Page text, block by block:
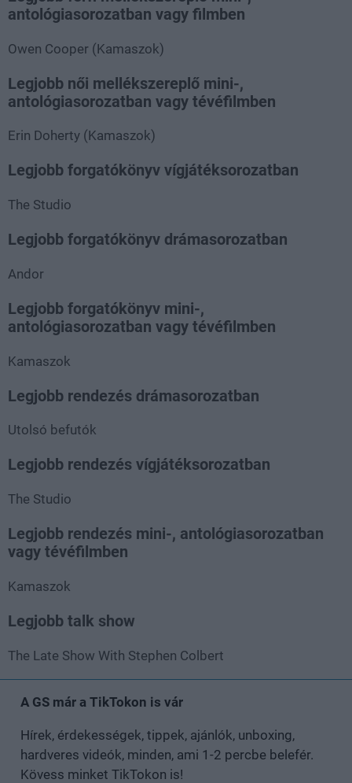
antológiasorozatban vagy filmben
Owen Cooper (Kamaszok)
Legjobb női mellékszereplő mini-,
antológiasorozatban vagy tévéfilmben
Erin Doherty (Kamaszok)
Legjobb forgatókönyv vígjátéksorozatban
The Studio
Legjobb forgatókönyv drámasorozatban
Andor
Legjobb forgatókönyv mini-,
antológiasorozatban vagy tévéfilmben
Kamaszok
Legjobb rendezés drámasorozatban
Utolsó befutók
Legjobb rendezés vígjátéksorozatban
The Studio
Legjobb rendezés mini-, antológiasorozatban
vagy tévéfilmben
Kamaszok
Legjobb talk show
The Late Show With Stephen Colbert
A GS már a TikTokon is vár
Hírek, érdekességek, tippek, ajánlók, unboxing,
hardveres videók, minden, ami 1-2 percbe belefér.
Kövess minket TikTokon is!